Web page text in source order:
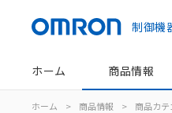
制御機
ホーム 商品情報
ホーム > 商品情報 > 商品カテ